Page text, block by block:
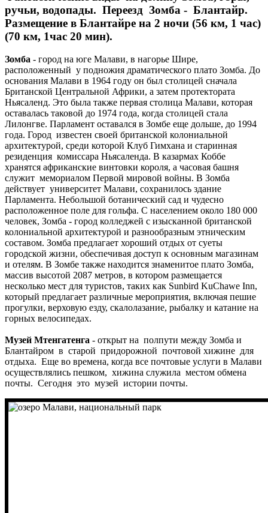
ручьи, водопады. Переезд Зомба - Блантайр.
Размещение в Блантайре на 2 ночи (56 км, 1 час)
(70 км, 1час 20 мин).
Зомба - город на юге Малави, в нагорье Шире,
расположенный у подножия драматического плато Зомба. До
основания Малави в 1964 году он был столицей сначала
Британской Центральной Африки, а затем протектората
Ньясаленд. Это была также первая столица Малави, которая
оставалась таковой до 1974 года, когда столицей стала
Лилонгве. Парламент оставался в Зомбе еще дольше, до 1994
года. Город известен своей британской колониальной
архитектурой, среди которой Клуб Гимхана и старинная
резиденция комиссара Ньясаленда. В казармах Коббе
хранятся африканские винтовки короля, а часовая башня
служит мемориалом Первой мировой войны. В Зомба
действует университет Малави, сохранилось здание
Парламента. Небольшой ботанический сад и чудесно
расположенное поле для гольфа. С населением около 180 000
человек, Зомба - город колледжей с изысканной британской
колониальной архитектурой и разнообразным этническим
составом. Зомба предлагает хороший отдых от суеты
городской жизни, обеспечивая доступ к основным магазинам
и отелям. В Зомбе также находится знаменитое плато Зомба,
массив высотой 2087 метров, в котором размещается
несколько мест для туристов, таких как Sunbird KuChawe Inn,
который предлагает различные мероприятия, включая пешие
прогулки, верховую езду, скалолазание, рыбалку и катание на
горных велосипедах.
Музей Мтенгатенга - открыт на полпути между Зомба и
Блантайром в старой придорожной почтовой хижине для
отдыха. Еще во времена, когда все почтовые услуги в Малави
осуществлялись пешком, хижина служила местом обмена
почты. Сегодня это музей истории почты.